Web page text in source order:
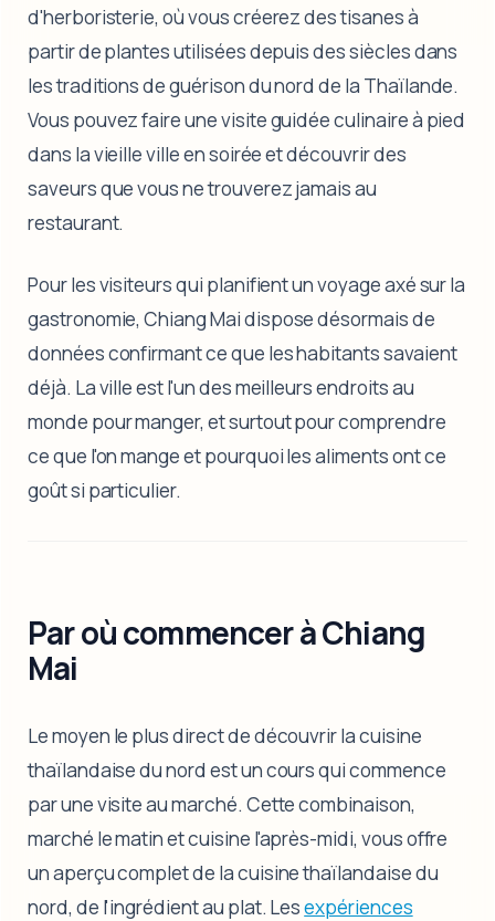
d'herboristerie, où vous créerez des tisanes à
partir de plantes utilisées depuis des siècles dans
les traditions de guérison du nord de la Thaïlande.
Vous pouvez faire une visite guidée culinaire à pied
dans la vieille ville en soirée et découvrir des
saveurs que vous ne trouverez jamais au
restaurant.
Pour les visiteurs qui planifient un voyage axé sur la
gastronomie, Chiang Mai dispose désormais de
données confirmant ce que les habitants savaient
déjà. La ville est l'un des meilleurs endroits au
monde pour manger, et surtout pour comprendre
ce que l'on mange et pourquoi les aliments ont ce
goût si particulier.
Par où commencer à Chiang
Mai
Le moyen le plus direct de découvrir la cuisine
thaïlandaise du nord est un cours qui commence
par une visite au marché. Cette combinaison,
marché le matin et cuisine l'après-midi, vous offre
un aperçu complet de la cuisine thaïlandaise du
nord, de l'ingrédient au plat. Lesexpériences